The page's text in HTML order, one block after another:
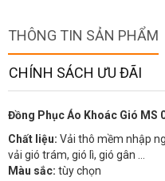
THÔNG TIN SẢN PHẨM
CHÍNH SÁCH ƯU ĐÃI
Đồng Phục Áo Khoác Gió MS
Chất liệu: Vải thô mềm nhập
vải gió trám, gió lì, gió gân …
Màu sắc: tùy chọn